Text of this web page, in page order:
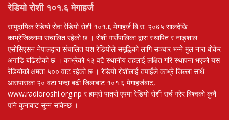
रेडियो रोशी १०१.६ मेगाहर्ज
सामुदायिक रेडियो सेवा रेडियो रोशी १०१.६ मेगाहर्ज बि.स. २०७५ सालदेखि
काभ्रेजिल्लामा संचालित रहेको छ । रोशी गाउँपालिका द्वारा स्थापित र नाङ्शाल
एसोसिएसन नेपालद्वारा संचालित यश रेडियोले समृद्धिको लागि सञ्चार भन्ने मुल नारा बोकेर
अगाडि बढिरहेको छ । काभ्रेको १३ वटै स्थानीय तहलाई लक्षित गरि स्थापना भएको यस
रेडियोको क्षमता ५०० वाट रहेको छ । रेडियो रोशीलाई तपाईंले काभ्रे जिल्ला साथै
आसपासका २० वटा भन्दा बढी जिलाबाट १०१.६ मेगाहर्जबाट,
www.radioroshi.org.np र हाम्रो पात्रो एपमा रेडियो रोशी सर्च गरेर बिश्वको कुनै
पनि कुनाबाट सुन्न सकिन्छ ।